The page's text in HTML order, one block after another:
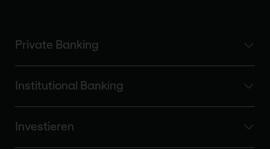
Private Banking
Institutional Banking
Investieren